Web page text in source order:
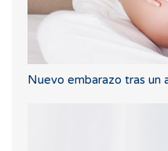
Nuevo embarazo tras un